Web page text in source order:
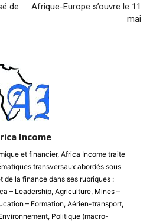
de
Afrique-Europe s’ouvre le 11
mai
Income
et financier, Africa Income traite
transversaux abordés sous
de la finance dans ses rubriques :
– Leadership, Agriculture, Mines –
– Formation, Aérien-transport,
Politique (macro-